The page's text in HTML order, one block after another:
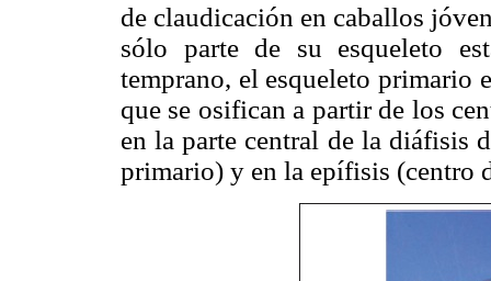
de claudicación en caballos
sólo parte de su esqueleto
temprano, el esqueleto primario
que se osifican a partir de los
en la parte central de la diáfisis
primario) y en la epífisis (centro